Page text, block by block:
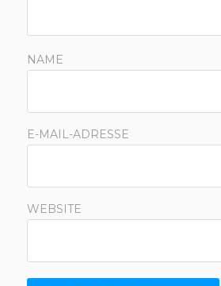
NAME
E-MAIL-ADRESSE
WEBSITE